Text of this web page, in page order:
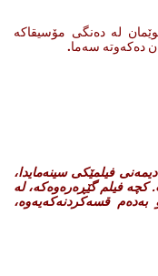
له‌ ده‌نگی مۆسیقاکه‌
ده‌که‌وته‌ سه‌ما.
فیلمێکی سینەمایدا،
.کچە فیلم گێڕەرەوەکە، لە
بەدەم قسەکردنەکەیەوە،